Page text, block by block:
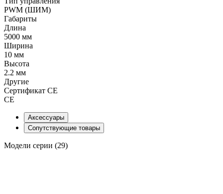
PWM (ШИМ)
Габариты
Длина
5000 мм
Ширина
10 мм
Высота
2.2 мм
Другие
Сертификат CE
CE
Аксессуары
Сопутствующие товары
Модели серии (29)